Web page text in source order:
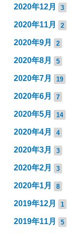
2020年12月 3
2020年11月 2
2020年9月 2
2020年8月 5
2020年7月 19
2020年6月 7
2020年5月 14
2020年4月 4
2020年3月 3
2020年2月 3
2020年1月 8
2019年12月 1
2019年11月 5